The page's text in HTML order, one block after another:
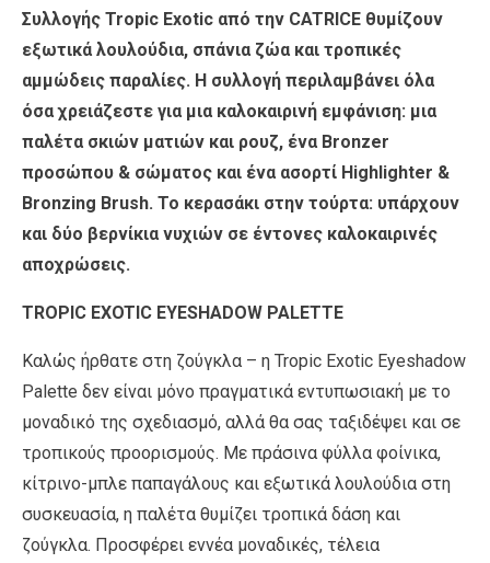
Συλλογής Tropic Exotic από την CATRICE θυμίζουν
εξωτικά λουλούδια, σπάνια ζώα και τροπικές
αμμώδεις παραλίες. Η συλλογή περιλαμβάνει όλα
όσα χρειάζεστε για μια καλοκαιρινή εμφάνιση: μια
παλέτα σκιών ματιών και ρουζ, ένα Bronzer
προσώπου & σώματος και ένα ασορτί Highlighter &
Bronzing Brush. Το κερασάκι στην τούρτα: υπάρχουν
και δύο βερνίκια νυχιών σε έντονες καλοκαιρινές
αποχρώσεις.
TROPIC EXOTIC EYESHADOW PALETTE
Καλώς ήρθατε στη ζούγκλα – η Tropic Exotic Eyeshadow
Palette δεν είναι μόνο πραγματικά εντυπωσιακή με το
μοναδικό της σχεδιασμό, αλλά θα σας ταξιδέψει και σε
τροπικούς προορισμούς. Με πράσινα φύλλα φοίνικα,
κίτρινο-μπλε παπαγάλους και εξωτικά λουλούδια στη
συσκευασία, η παλέτα θυμίζει τροπικά δάση και
ζούγκλα. Προσφέρει εννέα μοναδικές, τέλεια